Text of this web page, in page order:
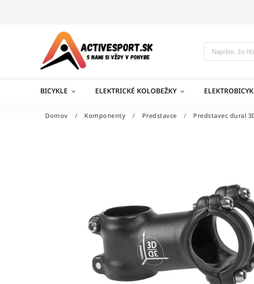
BICYKLE ELEKTRICKÉ KOLOBEŽKY
Domov / Komponenty / Predstavce / Predstavec dural